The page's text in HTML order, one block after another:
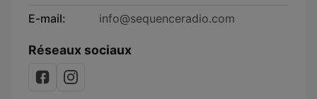
E-mail:
info@sequenceradio.com
Réseaux sociaux